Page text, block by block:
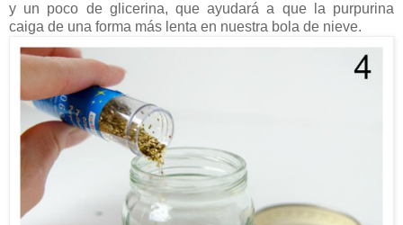
y un poco de glicerina, que ayudará a que la purpurina
caiga de una forma más lenta en nuestra bola de nieve.